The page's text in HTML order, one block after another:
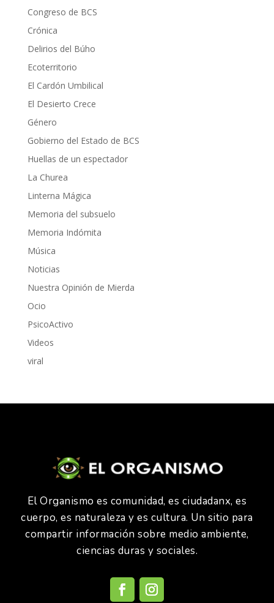
Congreso de BCS
Crónica
Delirios del Búho
Ecoterritorio
El Cardón Umbilical
El Desierto Crece
Género
Gobierno del Estado de BCS
Huellas de un espectador
La Churea
Linterna Mágica
Memoria del subsuelo
Memoria Indómita
Música
Noticias
Nuestra Opinión de Mierda
Ocio
PsicoActivo
Videos
viral
El Organismo es comunidad, es ciudadanx, es
cuerpo, es naturaleza y es cultura. Un sitio para
compartir información sobre medio ambiente,
ciencias duras y sociales.